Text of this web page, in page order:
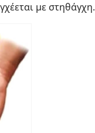
με στηθάγχη.